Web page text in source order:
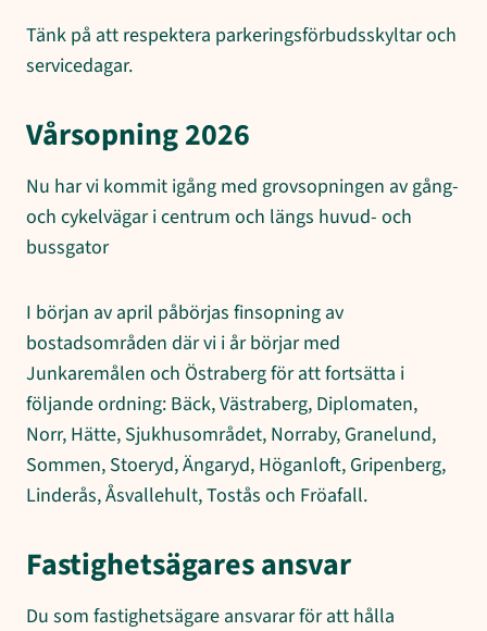
Tänk på att respektera parkeringsförbudsskyltar och
servicedagar.
Vårsopning 2026
Nu har vi kommit igång med grovsopningen av gång-
och cykelvägar i centrum och längs huvud- och
bussgator
I början av april påbörjas finsopning av
bostadsområden där vi i år börjar med
Junkaremålen och Östraberg för att fortsätta i
följande ordning: Bäck, Västraberg, Diplomaten,
Norr, Hätte, Sjukhusområdet, Norraby, Granelund,
Sommen, Stoeryd, Ängaryd, Höganloft, Gripenberg,
Linderås, Åsvallehult, Tostås och Fröafall.
Fastighetsägares ansvar
Du som fastighetsägare ansvarar för att hålla